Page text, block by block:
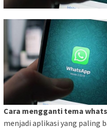
Cara mengganti tema
menjadi aplikasi yang paling